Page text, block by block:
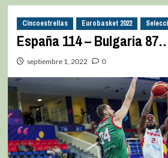
Cincoestrellas Eurobasket 2022
España 114 – Bulgaria
septiembre 1, 2022 0